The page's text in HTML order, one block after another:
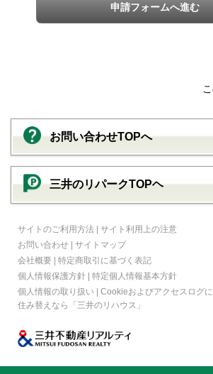
申請フォームへ進む
お問い合わせTOPへ
三井のリパークTOPヘ
サイトのご利用方法 | サイト利用上の注意
お問い合わせ | サイトマップ
会社概要 | 特定商取引に基づく表記
個人情報保護方針 | 特定個人情報基本方針
個人情報の取り扱い | Cookieおよびアクセスログ
住み替えなら
「三井のリハウス」